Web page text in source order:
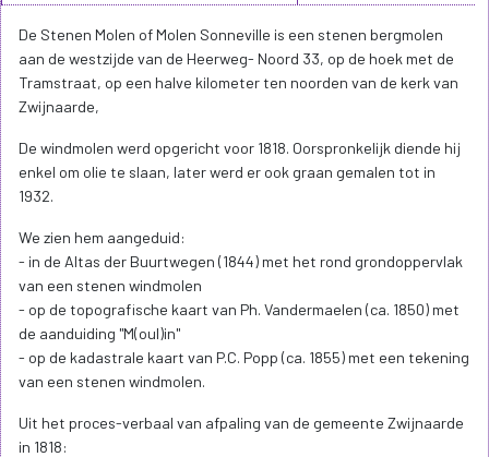
De Stenen Molen of Molen Sonneville is een stenen bergmolen
aan de westzijde van de Heerweg- Noord 33, op de hoek met de
Tramstraat, op een halve kilometer ten noorden van de kerk van
Zwijnaarde,
De windmolen werd opgericht voor 1818. Oorspronkelijk diende hij
enkel om olie te slaan, later werd er ook graan gemalen tot in
1932.
We zien hem aangeduid:
- in de Altas der Buurtwegen (1844) met het rond grondoppervlak
van een stenen windmolen
- op de topografische kaart van Ph. Vandermaelen (ca. 1850) met
de aanduiding "M(oul)in"
- op de kadastrale kaart van P.C. Popp (ca. 1855) met een tekening
van een stenen windmolen.
Uit het proces-verbaal van afpaling van de gemeente Zwijnaarde
in 1818: